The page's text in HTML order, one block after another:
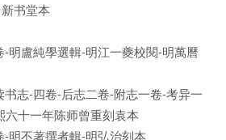
书堂本
明盧純學選輯-明江一夔校閱-明萬曆
志-四卷-后志二卷-附志一卷-考异一
十一年陈师曾重刻袁本
明不著撰者輯-明弘治刻本